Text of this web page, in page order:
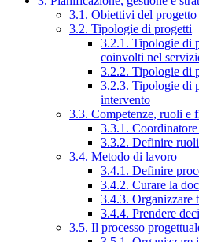
3.1. Obiettivi del progetto
3.2. Tipologie di progetti
3.2.1. Tipologie di
coinvolti nel
3.2.2. Tipologie di
3.2.3. Tipologie di
intervento
3.3. Competenze, ruoli e
3.3.1.
3.3.2. Definire
3.4. Metodo di lavoro
3.4.1. Definire
3.4.2. Curare la
3.4.3. Organizzare
3.4.4. Prendere
3.5. Il processo